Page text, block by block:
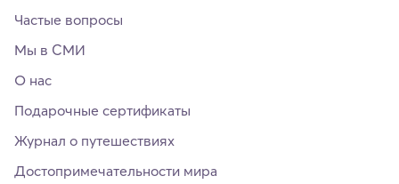
Частые вопросы
Мы в СМИ
О нас
Подарочные сертификаты
Журнал о путешествиях
Достопримечательности мира